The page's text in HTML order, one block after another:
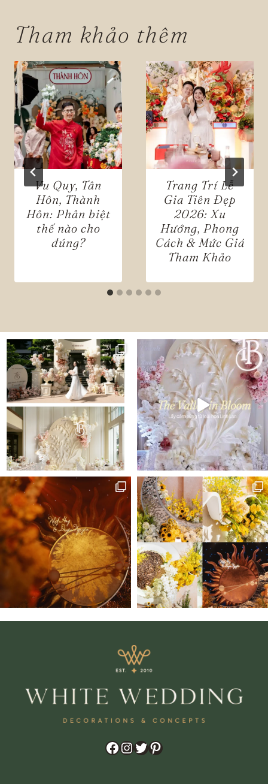
Tham khảo thêm
Vu Quy, Tân
Hôn, Thành
Hôn: Phân biệt
thế nào cho
đúng?
Trang Trí Lễ
Gia Tiên Đẹp
2026: Xu
Hướng, Phong
Cách & Mức Giá
Tham Khảo
Facebook
Instagram
Twitter
Pinterest
Zalo
Chat trực tiếp